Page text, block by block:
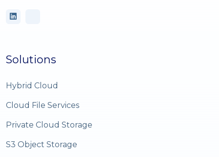
Solutions
Hybrid Cloud
Cloud File Services
Private Cloud Storage
S3 Object Storage